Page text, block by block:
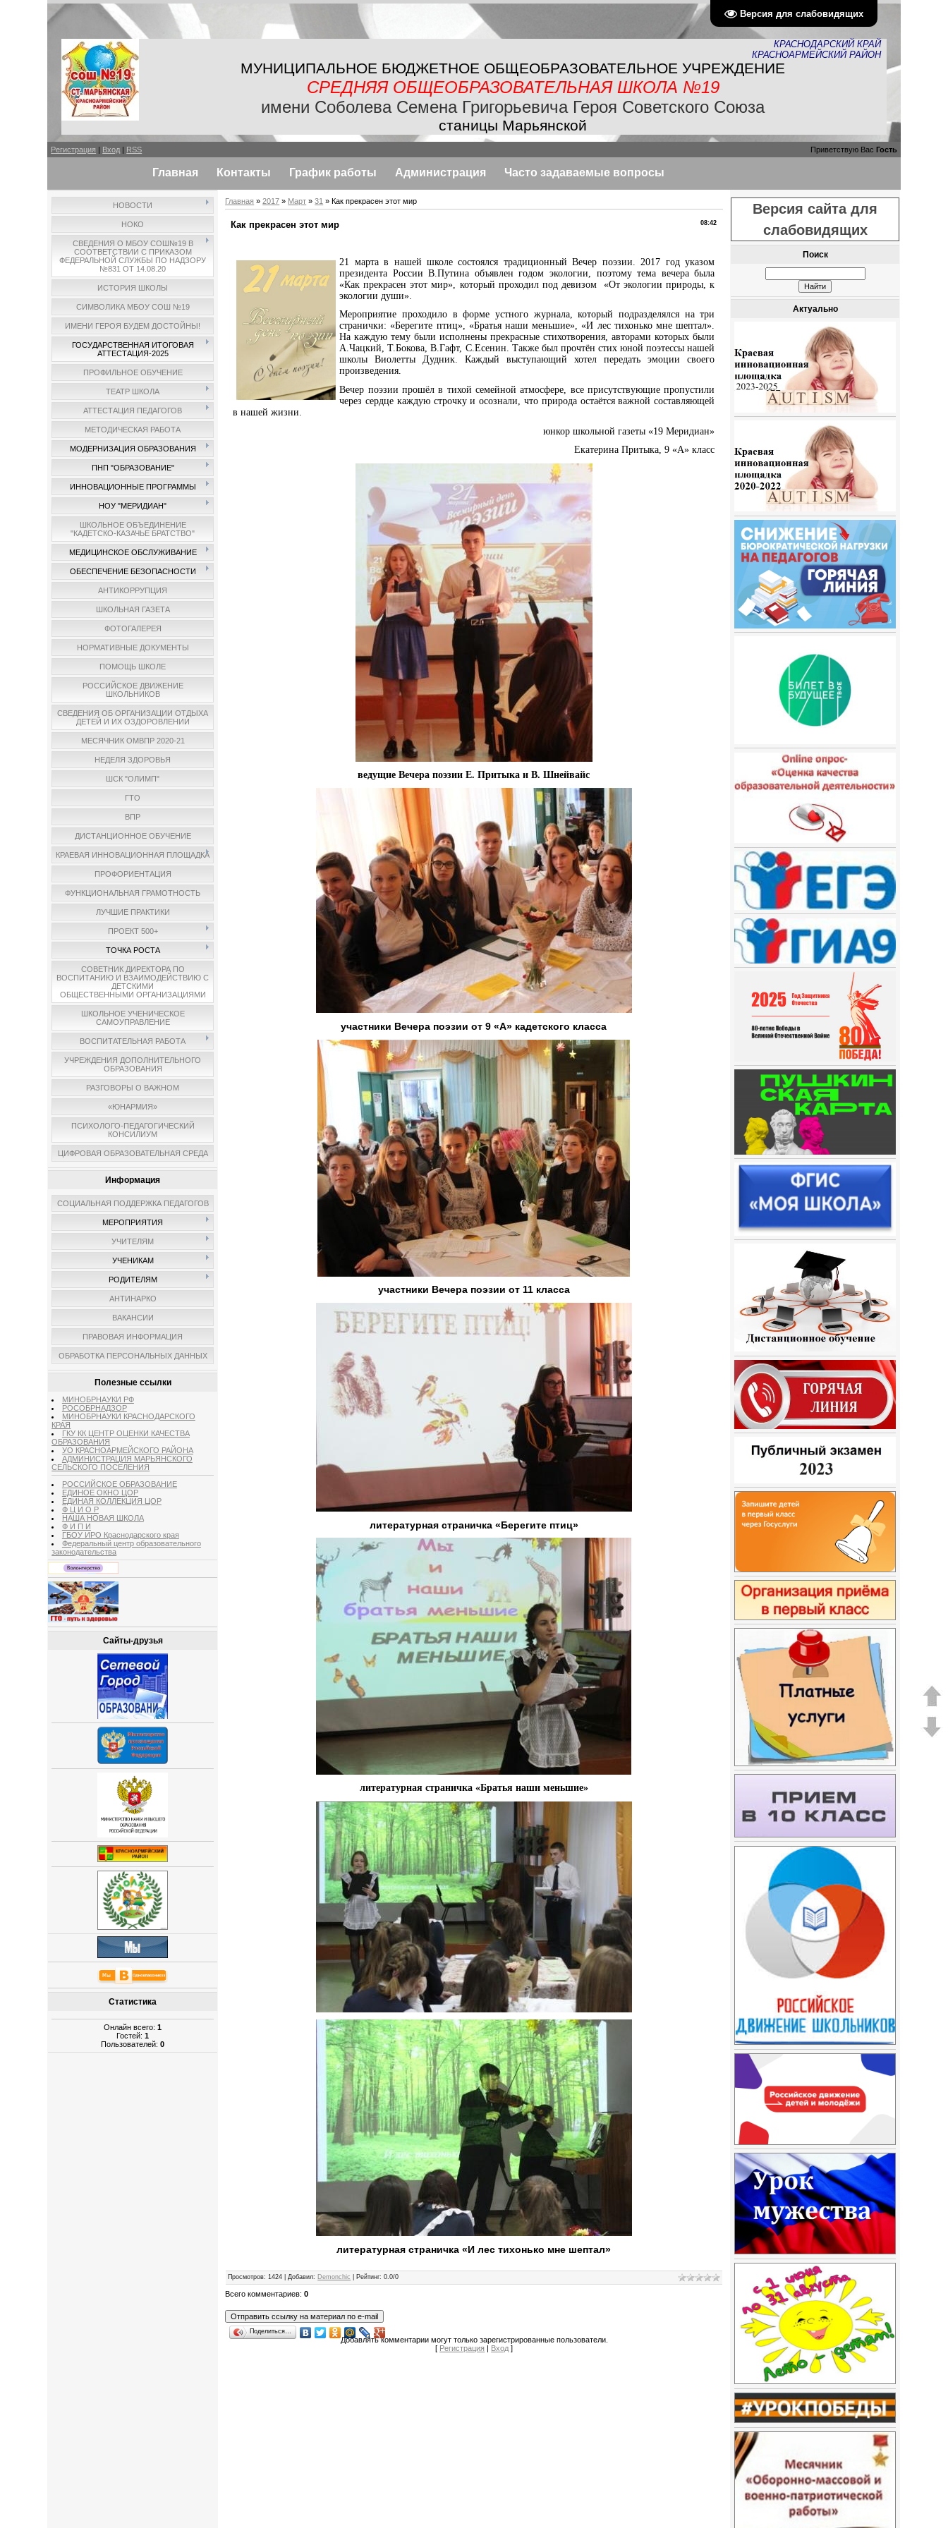
Версия для слабовидящих
КРАСНОДАРСКИЙ КРАЙ
КРАСНОАРМЕЙСКИЙ РАЙОН
МУНИЦИПАЛЬНОЕ БЮДЖЕТНОЕ ОБЩЕОБРАЗОВАТЕЛЬНОЕ УЧРЕЖДЕНИЕ
СРЕДНЯЯ ОБЩЕОБРАЗОВАТЕЛЬНАЯШКОЛА №19
имени Соболева Семена Григорьевича Героя Советского Союза
станицы Марьянской
Регистрация | Вход | RSS Приветствую Вас Гость
Главная Контакты График работы Администрация Часто задаваемые вопросы
НОВОСТИ
НОКО
СВЕДЕНИЯ О МБОУ СОШ№19 В
СООТВЕТСТВИИ С ПРИКАЗОМ
ФЕДЕРАЛЬНОЙ СЛУЖБЫ ПО НАДЗОРУ
№831 ОТ 14.08.20
ИСТОРИЯ ШКОЛЫ
СИМВОЛИКА МБОУ СОШ №19
ИМЕНИ ГЕРОЯ БУДЕМ ДОСТОЙНЫ!
ГОСУДАРСТВЕННАЯ ИТОГОВАЯ
АТТЕСТАЦИЯ-2025
ПРОФИЛЬНОЕ ОБУЧЕНИЕ
ТЕАТР ШКОЛА
АТТЕСТАЦИЯ ПЕДАГОГОВ
МЕТОДИЧЕСКАЯ РАБОТА
МОДЕРНИЗАЦИЯ ОБРАЗОВАНИЯ
ПНП "ОБРАЗОВАНИЕ"
ИННОВАЦИОННЫЕ ПРОГРАММЫ
НОУ "МЕРИДИАН"
ШКОЛЬНОЕ ОБЪЕДИНЕНИЕ
"КАДЕТСКО-КАЗАЧЬЕ БРАТСТВО"
МЕДИЦИНСКОЕ ОБСЛУЖИВАНИЕ
ОБЕСПЕЧЕНИЕ БЕЗОПАСНОСТИ
АНТИКОРРУПЦИЯ
ШКОЛЬНАЯ ГАЗЕТА
ФОТОГАЛЕРЕЯ
НОРМАТИВНЫЕ ДОКУМЕНТЫ
ПОМОЩЬ ШКОЛЕ
РОССИЙСКОЕ ДВИЖЕНИЕ
ШКОЛЬНИКОВ
СВЕДЕНИЯ ОБ ОРГАНИЗАЦИИ ОТДЫХА
ДЕТЕЙ И ИХ ОЗДОРОВЛЕНИИ
МЕСЯЧНИК ОМВПР 2020-21
НЕДЕЛЯ ЗДОРОВЬЯ
ШСК "ОЛИМП"
ГТО
ВПР
ДИСТАНЦИОННОЕ ОБУЧЕНИЕ
КРАЕВАЯ ИННОВАЦИОННАЯ ПЛОЩАДКА
ПРОФОРИЕНТАЦИЯ
ФУНКЦИОНАЛЬНАЯ ГРАМОТНОСТЬ
ЛУЧШИЕ ПРАКТИКИ
ПРОЕКТ 500+
ТОЧКА РОСТА
СОВЕТНИК ДИРЕКТОРА ПО
ВОСПИТАНИЮ И ВЗАИМОДЕЙСТВИЮ С
ДЕТСКИМИ
ОБЩЕСТВЕННЫМИ ОРГАНИЗАЦИЯМИ
ШКОЛЬНОЕ УЧЕНИЧЕСКОЕ
САМОУПРАВЛЕНИЕ
ВОСПИТАТЕЛЬНАЯ РАБОТА
УЧРЕЖДЕНИЯ ДОПОЛНИТЕЛЬНОГО
ОБРАЗОВАНИЯ
РАЗГОВОРЫ О ВАЖНОМ
«ЮНАРМИЯ»
ПСИХОЛОГО-ПЕДАГОГИЧЕСКИЙ
КОНСИЛИУМ
ЦИФРОВАЯ ОБРАЗОВАТЕЛЬНАЯ СРЕДА
Информация
СОЦИАЛЬНАЯ ПОДДЕРЖКА ПЕДАГОГОВ
МЕРОПРИЯТИЯ
УЧИТЕЛЯМ
УЧЕНИКАМ
РОДИТЕЛЯМ
АНТИНАРКО
ВАКАНСИИ
ПРАВОВАЯ ИНФОРМАЦИЯ
ОБРАБОТКА ПЕРСОНАЛЬНЫХ ДАННЫХ
Полезные ссылки
МИНОБРНАУКИ РФ
РОСОБРНАДЗОР
МИНОБРНАУКИ КРАСНОДАРСКОГО
КРАЯ
ГКУ КК ЦЕНТР ОЦЕНКИ КАЧЕСТВА
ОБРАЗОВАНИЯ
УО КРАСНОАРМЕЙСКОГО РАЙОНА
АДМИНИСТРАЦИЯ МАРЬЯНСКОГО
СЕЛЬСКОГО ПОСЕЛЕНИЯ
РОССИЙСКОЕ ОБРАЗОВАНИЕ
ЕДИНОЕ ОКНО ЦОР
ЕДИНАЯ КОЛЛЕКЦИЯ ЦОР
Ф Ц И О Р
НАША НОВАЯ ШКОЛА
Ф И П И
ГБОУ ИРО Краснодарского края
Федеральный центр образовательного
законодательства
Сайты-друзья
Статистика
Онлайн всего:1
Гостей:1
Пользователей:0
Главная »2017 » Март » 31 » Как прекрасен этот мир
08:42
Как прекрасен этот мир
21 марта в нашей школе состоялся традиционный Вечер поэзии. 2017 год указом
президента России В.Путина объявлен годом экологии, поэтому тема вечера была
«Как прекрасен этот мир», который проходил под девизом «От экологии природы, к
экологии души».
Мероприятие проходило в форме устного журнала, который подразделялся на три
странички: «Берегите птиц», «Братья наши меньшие», «И лес тихонько мне шептал».
На каждую тему были исполнены прекрасные стихотворения, авторами которых были
А.Чацкий, Т.Бокова, В.Гафт, С.Есенин. Также был прочтён стих юной поэтессы нашей
школы Виолетты Дудник. Каждый выступающий хотел передать эмоции своего
произведения.
Вечер поэзии прошёл в тихой семейной атмосфере, все присутствующие пропустили
через сердце каждую строчку и осознали, что природа остаётся важной составляющей
в нашей жизни.
юнкор школьной газеты «19 Меридиан»
Екатерина Притыка, 9 «А» класс
ведущие Вечера поэзии Е. Притыка и В. Шнейвайс
участники Вечера поэзии от 9 «А» кадетского класса
участники Вечера поэзии от 11 класса
литературная страничка «Берегите птиц»
литературная страничка «Братья наши меньшие»
литературная страничка «И лес тихонько мне шептал»
Просмотров: 1424 | Добавил: Demonchic Рейтинг:0.0/0
Всего комментариев:0
Поделиться…
Добавлять комментарии могут только зарегистрированные пользователи.
[ Регистрация | Вход ]
Версия сайта для
слабовидящих
Поиск
Актуально